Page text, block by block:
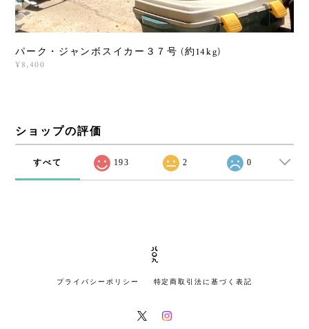
パーク・ジャンボスイカー３７号 (約14kg)
¥8,400
ショップの評価
すべて 193 2 0
プライバシーポリシー 特定商取引法に基づく表記